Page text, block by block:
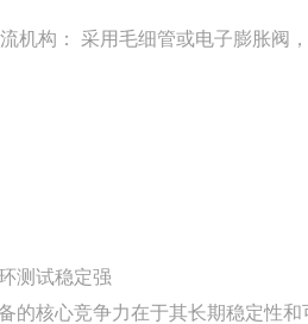
机构： 采用毛细管或电子膨胀阀
测试稳定强
的核心竞争力在于其长期稳定性